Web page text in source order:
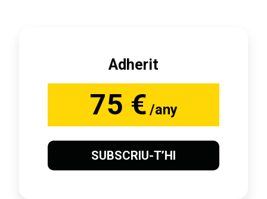
Adherit
75 € /any
SUBSCRIU-T’HI